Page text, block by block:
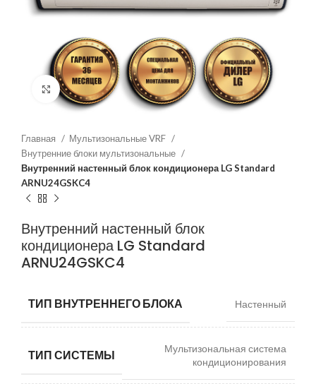
Нажмите, чтобы увеличить
Главная
Мультизональные VRF
Внутренние блоки мультизональные
Внутренний настенный блок кондиционера LG Standard
ARNU24GSKC4
Внутренний настенный блок
кондиционера LG Standard
ARNU24GSKC4
ТИП ВНУТРЕННЕГО БЛОКА Настенный
ТИП СИСТЕМЫ
Мультизональная система
кондиционирования